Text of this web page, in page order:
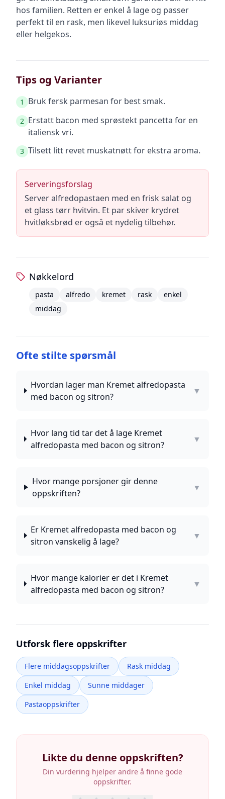
hos familien. Retten er enkel å lage og passer
perfekt til en rask, men likevel luksuriøs middag
eller helgekos.
Tips og Varianter
1 Bruk fersk parmesan for best smak.
2 Erstatt bacon med sprøstekt pancetta for en
italiensk vri.
3 Tilsett litt revet muskatnøtt for ekstra aroma.
Serveringsforslag
Server alfredopastaen med en frisk salat og
et glass tørr hvitvin. Et par skiver krydret
hvitløksbrød er også et nydelig tilbehør.
Nøkkelord
pasta alfredo kremet rask
enkel
middag
Ofte stilte spørsmål
Hvordan lager man Kremet alfredopasta
med bacon og sitron?
▼
Hvor lang tid tar det å lage Kremet
alfredopasta med bacon og sitron?
▼
Hvor mange porsjoner gir denne
oppskriften?
▼
Er Kremet alfredopasta med bacon og
sitron vanskelig å lage?
▼
Hvor mange kalorier er det i Kremet
alfredopasta med bacon og sitron?
▼
Utforsk flere oppskrifter
Flere middagsoppskrifter
Rask middag
Enkel middag
Sunne middager
Pastaoppskrifter
Likte du denne oppskriften?
Din vurdering hjelper andre å finne gode
oppskrifter.